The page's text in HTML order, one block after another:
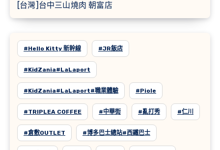
[台灣]台中三山燒肉 朝富店
#Hello Kitty 新幹線 #JR飯店
#KidZania#LaLaport
#KidZania#LaLaport#職業體驗 #Piole
#TRIPLEA COFFEE #中華街 #亂打秀 #仁川
#倉敷OUTLET #博多巴士總站#西鐵巴士